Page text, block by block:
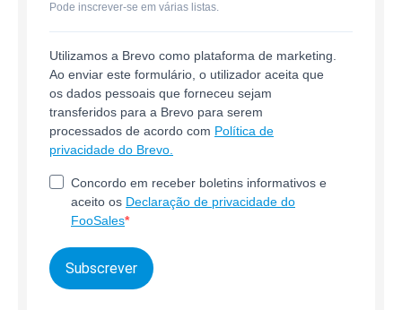
Pode inscrever-se em várias listas.
Utilizamos a Brevo como plataforma de marketing.
Ao enviar este formulário, o utilizador aceita que
os dados pessoais que forneceu sejam
transferidos para a Brevo para serem
processados de acordo com Política de
privacidade do Brevo.
Concordo em receber boletins informativos e
aceito os Declaração de privacidade do
FooSales
Subscrever